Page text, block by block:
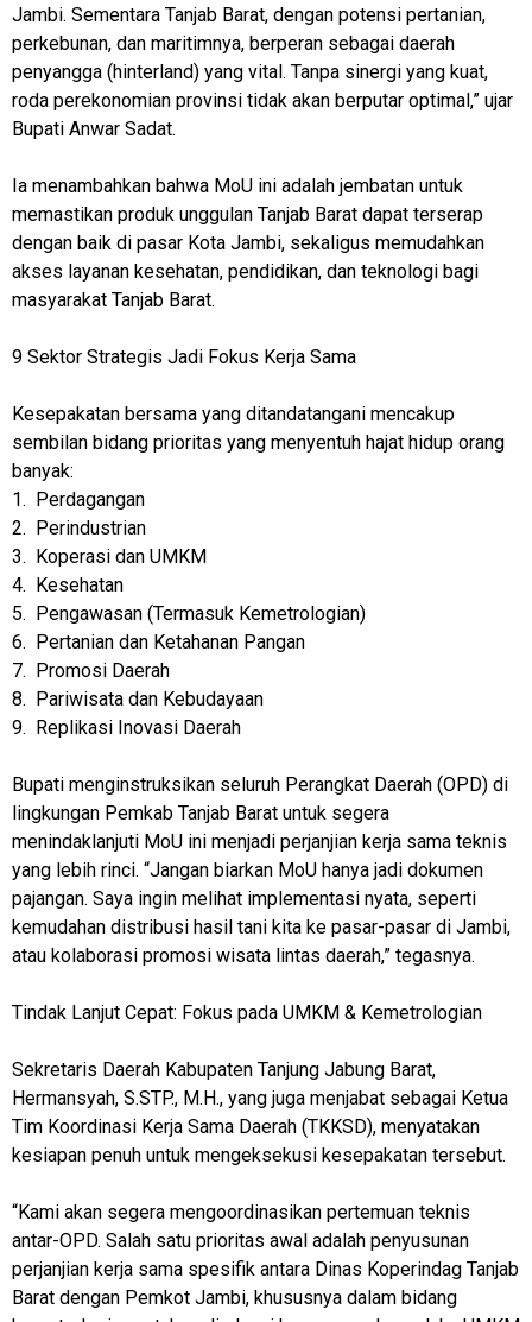
Jambi. Sementara Tanjab Barat, dengan potensi pertanian,
perkebunan, dan maritimnya, berperan sebagai daerah
penyangga (hinterland) yang vital. Tanpa sinergi yang kuat,
roda perekonomian provinsi tidak akan berputar optimal,” ujar
Bupati Anwar Sadat.
Ia menambahkan bahwa MoU ini adalah jembatan untuk
memastikan produk unggulan Tanjab Barat dapat terserap
dengan baik di pasar Kota Jambi, sekaligus memudahkan
akses layanan kesehatan, pendidikan, dan teknologi bagi
masyarakat Tanjab Barat.
9 Sektor Strategis Jadi Fokus Kerja Sama
Kesepakatan bersama yang ditandatangani mencakup
sembilan bidang prioritas yang menyentuh hajat hidup orang
banyak:
1. Perdagangan
2. Perindustrian
3. Koperasi dan UMKM
4. Kesehatan
5. Pengawasan (Termasuk Kemetrologian)
6. Pertanian dan Ketahanan Pangan
7. Promosi Daerah
8. Pariwisata dan Kebudayaan
9. Replikasi Inovasi Daerah
Bupati menginstruksikan seluruh Perangkat Daerah (OPD) di
lingkungan Pemkab Tanjab Barat untuk segera
menindaklanjuti MoU ini menjadi perjanjian kerja sama teknis
yang lebih rinci. “Jangan biarkan MoU hanya jadi dokumen
pajangan. Saya ingin melihat implementasi nyata, seperti
kemudahan distribusi hasil tani kita ke pasar-pasar di Jambi,
atau kolaborasi promosi wisata lintas daerah,” tegasnya.
Tindak Lanjut Cepat: Fokus pada UMKM & Kemetrologian
Sekretaris Daerah Kabupaten Tanjung Jabung Barat,
Hermansyah, S.STP., M.H., yang juga menjabat sebagai Ketua
Tim Koordinasi Kerja Sama Daerah (TKKSD), menyatakan
kesiapan penuh untuk mengeksekusi kesepakatan tersebut.
“Kami akan segera mengoordinasikan pertemuan teknis
antar-OPD. Salah satu prioritas awal adalah penyusunan
perjanjian kerja sama spesifik antara Dinas Koperindag Tanjab
Barat dengan Pemkot Jambi, khususnya dalam bidang